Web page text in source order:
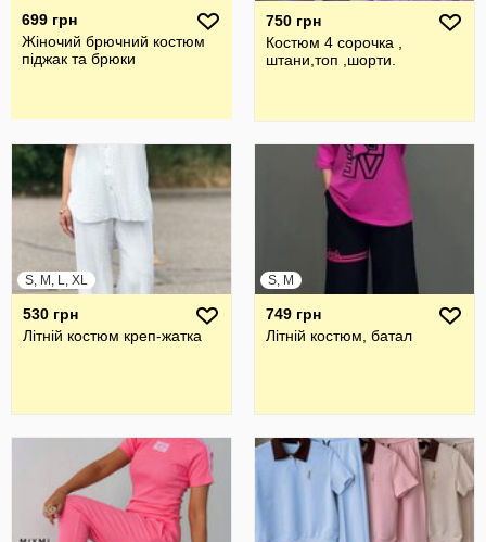
699 грн
Жіночий брючний костюм
піджак та брюки
750 грн
Костюм 4 сорочка ,
штани,топ ,шорти.
S, M, L, XL
530 грн
Літній костюм креп-жатка
S, M
749 грн
Літній костюм, батал